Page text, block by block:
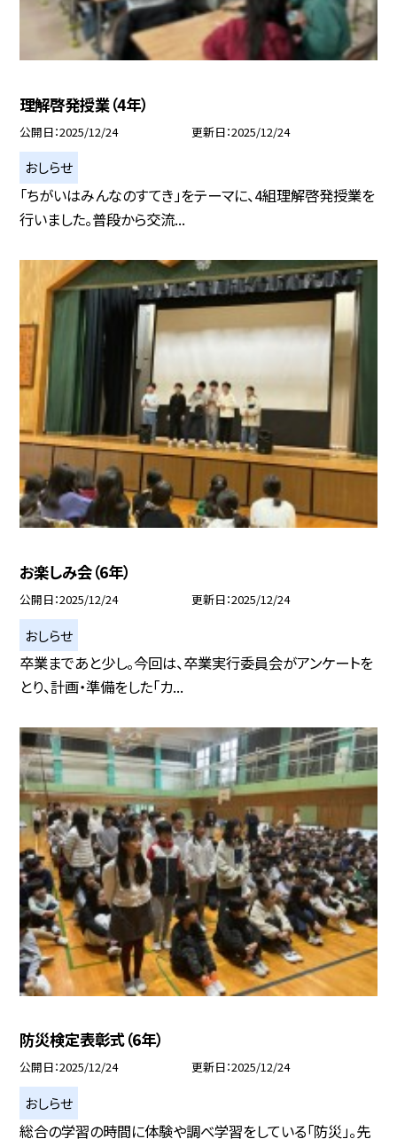
理解啓発授業（4年）
公開日 2025/12/24 更新日 2025/12/24
おしらせ
「ちがいはみんなのすてき」をテーマに、4組理解啓発授業を
行いました。普段から交流...
お楽しみ会（6年）
公開日 2025/12/24 更新日 2025/12/24
おしらせ
卒業まであと少し。今回は、卒業実行委員会がアンケートを
とり、計画・準備をした「カ...
防災検定表彰式（6年）
公開日 2025/12/24 更新日 2025/12/24
おしらせ
総合の学習の時間に体験や調べ学習をしている「防災」。先